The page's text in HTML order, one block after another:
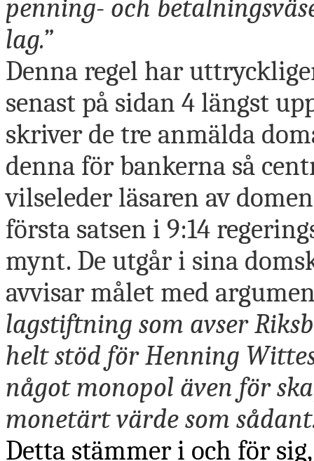
penning- och
lag.”
Denna regel har
senast på sidan 4 längst
skriver de tre anmälda
denna för bankerna så
vilseleder läsaren av
första satsen i 9:14
mynt. De utgår i sina
avvisar målet med
lagstiftning som avser
helt stöd för Henning
något monopol även för
monetärt värde som
Detta stämmer i och för